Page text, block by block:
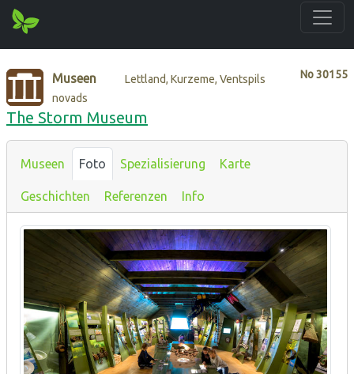
No30155
Museen
Lettland, Kurzeme, Ventspils
novads
The Storm Museum
Museen Foto Spezialisierung Karte
Geschichten Referenzen Info